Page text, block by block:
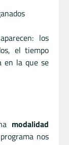
los
el tiempo
en la que se
modalidad
nos